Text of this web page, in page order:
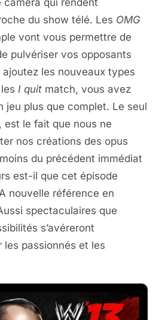
du show télé. Les OMG
vont vous permettre de
pulvériser vos opposants
les nouveaux types
I quit match, vous avez
jeu plus que complet. Le seul
est le fait que nous ne
nos créations des opus
du précédent immédiat
est-il que cet épisode
nouvelle référence en
spectaculaires que
s’avéreront
les passionnés et les